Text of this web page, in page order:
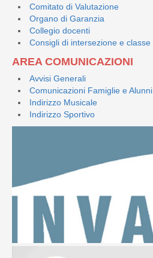
Comitato di Valutazione
Organo di Garanzia
Collegio docenti
Consigli di intersezione e classe
AREA COMUNICAZIONI
Avvisi Generali
Comunicazioni Famiglie e Alunni
Indirizzo Musicale
Indirizzo Sportivo